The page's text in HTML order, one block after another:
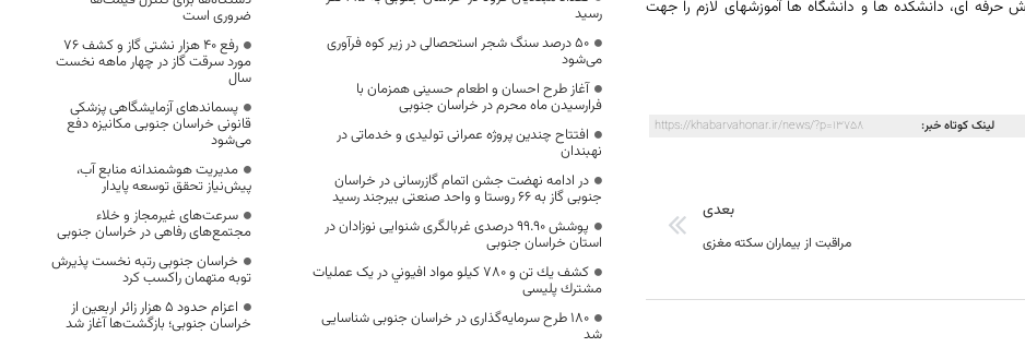
حرفه ای، دانشکده ها و دانشگاه ها آموزشهای لازم را جهت
لینک کوتاه خبر: https://khabarvahonar.ir/news/?p=13758
بعدی
مراقبت از بیماران سکته مغزی
رسید
۵۰ درصد سنگ شجر استحصالی در زیر کوه فرآوری
می‌شود
آغاز طرح احسان و اطعام حسینی همزمان با
فرارسیدن ماه محرم در خراسان جنوبی
افتتاح چندین پروژه عمرانی تولیدی و خدماتی در
نهبندان
در ادامه نهضت جشن اتمام گازرسانی در خراسان
جنوبی گاز به ۶۶ روستا و واحد صنعتی بیرجند رسید
پوشش 99.90 درصدی غربالگری شنوایی نوزادان در
استان خراسان جنوبی
كشف يك تن و 780 كيلو مواد افيوني در یک عمليات
مشترك پليسی
۱۸۰ طرح سرمایه‌گذاری در خراسان جنوبی شناسایی
شد
ضروری است
رفع 40 هزار نشتی گاز و کشف 76
مورد سرقت گاز در چهار ماهه نخست
سال
پسماندهای آزمایشگاهی پزشکی
قانونی خراسان جنوبی مکانیزه دفع
می‌شود
مدیریت هوشمندانه منابع آب،
پیش‌نیاز تحقق توسعه پایدار
سرعت‌های غیرمجاز و خلاء
مجتمع‌های رفاهی در خراسان جنوبی
خراسان جنوبی رتبه نخست پذیرش
توبه متهمان راکسب کرد
اعزام حدود 5 هزار زائر اربعین از
خراسان جنوبی؛ بازگشت‌ها آغاز شد